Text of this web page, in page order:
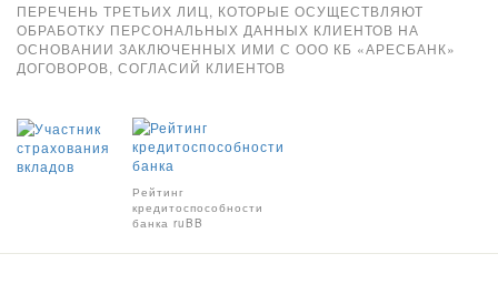
ПЕРЕЧЕНЬ ТРЕТЬИХ ЛИЦ, КОТОРЫЕ ОСУЩЕСТВЛЯЮТ
ОБРАБОТКУ ПЕРСОНАЛЬНЫХ ДАННЫХ КЛИЕНТОВ НА
ОСНОВАНИИ ЗАКЛЮЧЕННЫХ ИМИ С ООО КБ «АРЕСБАНК»
ДОГОВОРОВ, СОГЛАСИЙ КЛИЕНТОВ
Рейтинг
кредитоспособности
банка ruBB